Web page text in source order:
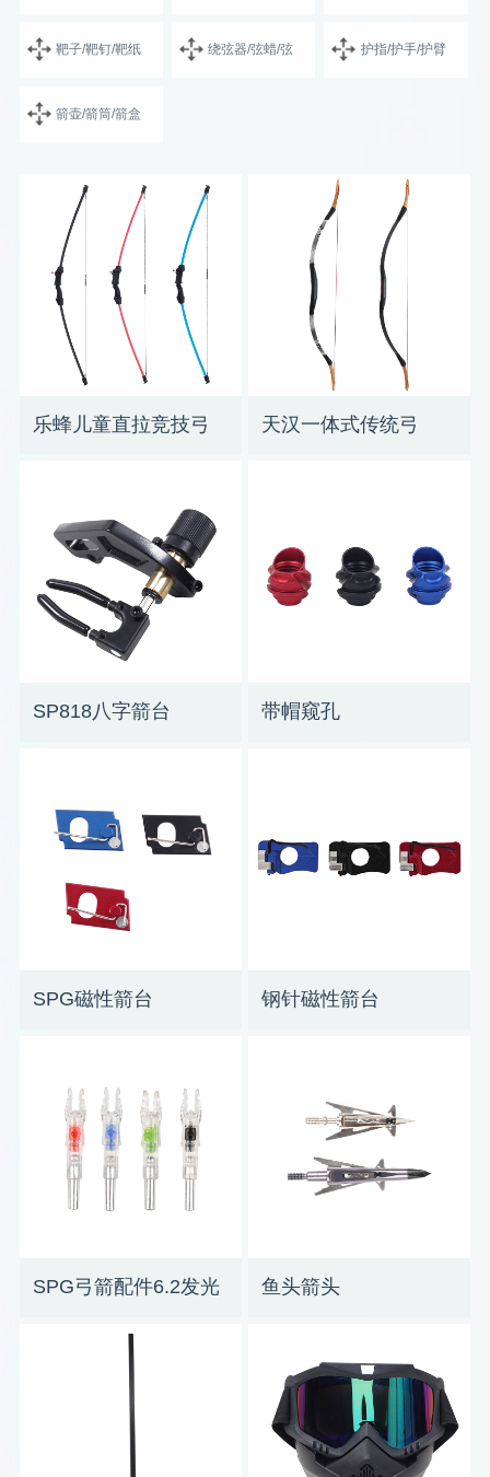
靶子/靶钉/靶纸 绕弦器/弦蜡/弦 护指/护手/护臂
箭壶/箭筒/箭盒
乐蜂儿童直拉竞技弓 天汉一体式传统弓
SP818八字箭台 带帽窥孔
SPG磁性箭台 钢针磁性箭台
SPG弓箭配件6.2发光
鱼头箭头